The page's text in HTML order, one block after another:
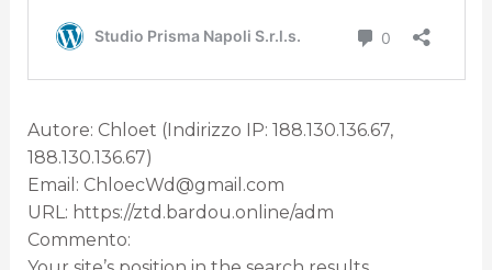
Autore: Chloet (Indirizzo IP: 188.130.136.67,
188.130.136.67)
Email: ChloecWd@gmail.com
URL: https://ztd.bardou.online/adm
Commento: